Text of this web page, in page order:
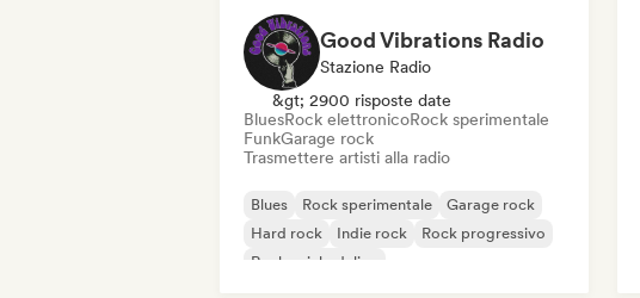
Good Vibrations Radio
Stazione Radio
&gt; 2900 risposte date
BluesRock elettronicoRock sperimentale
FunkGarage rock
Trasmettere artisti alla radio
Blues Rock sperimentale
Garage rock
Hard rock
Indie rock
Rock progressivo
Rock psichedelico